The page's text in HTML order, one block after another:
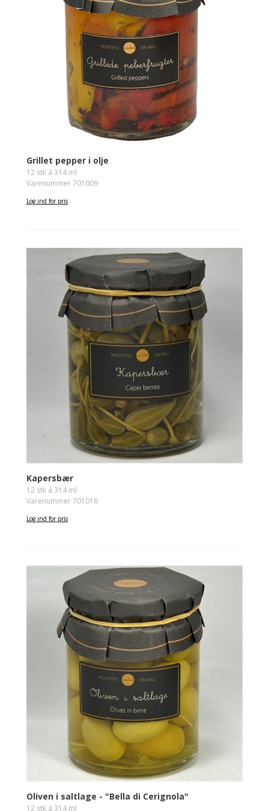
Grillet pepper i olje
12 stk á 314 ml
Varenummer 701009
Log ind for pris
Kapersbær
12 stk á 314 ml
Varenummer 701016
Log ind for pris
Oliven i saltlage - "Bella di Cerignola"
12 stk á 314 ml